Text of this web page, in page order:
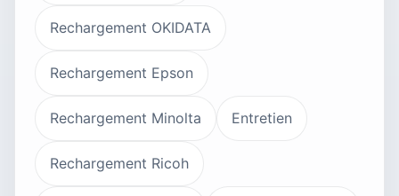
Rechargement OKIDATA
Rechargement Epson
Rechargement Minolta Entretien
Rechargement Ricoh